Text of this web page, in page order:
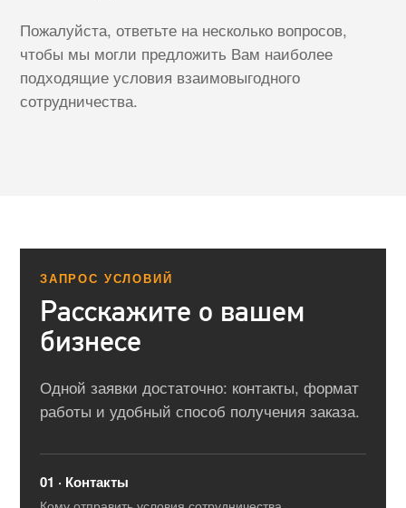
Пожалуйста, ответьте на несколько вопросов,
чтобы мы могли предложить Вам наиболее
подходящие условия взаимовыгодного
сотрудничества.
ЗАПРОС УСЛОВИЙ
Расскажите о вашем
бизнесе
Одной заявки достаточно: контакты, формат
работы и удобный способ получения заказа.
01 · Контакты